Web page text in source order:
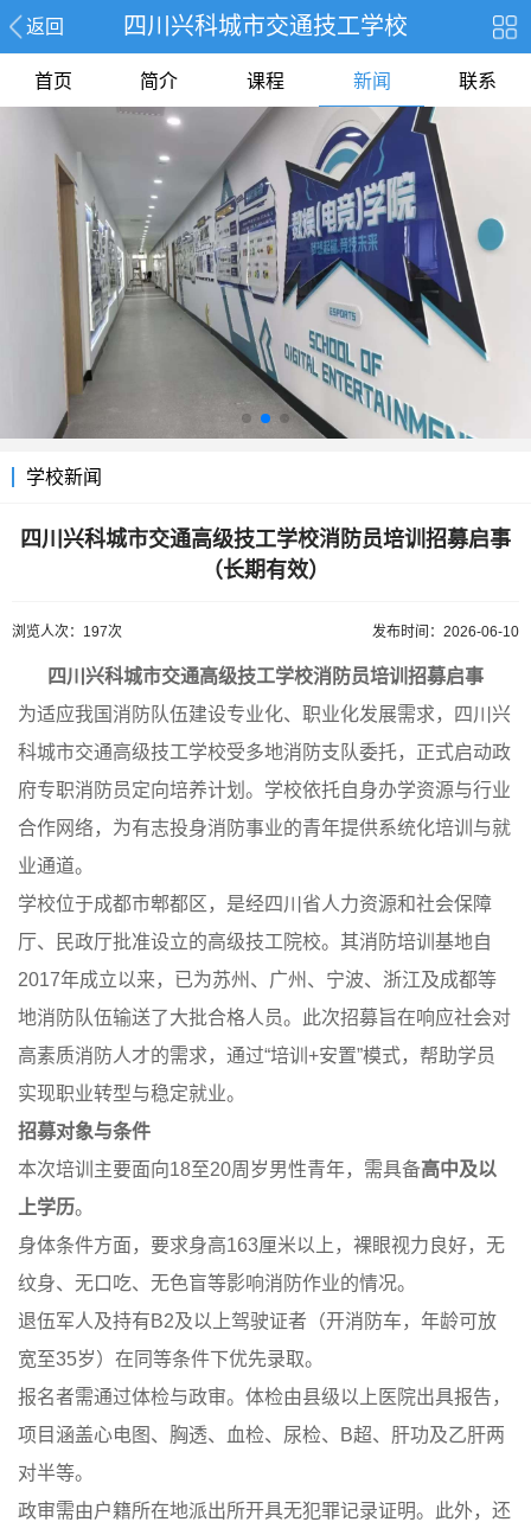
返回 四川兴科城市交通技工学校
首页 简介 课程 新闻 联系
学校新闻
四川兴科城市交通高级技工学校消防员培训招募启事
（长期有效）
浏览人次：197次 发布时间：2026-06-10
四川兴科城市交通高级技工学校消防员培训招募启事
为适应我国消防队伍建设专业化、职业化发展需求，四川兴
科城市交通高级技工学校受多地消防支队委托，正式启动政
府专职消防员定向培养计划。学校依托自身办学资源与行业
合作网络，为有志投身消防事业的青年提供系统化培训与就
业通道。
学校位于成都市郫都区，是经四川省人力资源和社会保障
厅、民政厅批准设立的高级技工院校。其消防培训基地自
2017年成立以来，已为苏州、广州、宁波、浙江及成都等
地消防队伍输送了大批合格人员。此次招募旨在响应社会对
高素质消防人才的需求，通过“培训+安置”模式，帮助学员
实现职业转型与稳定就业。
招募对象与条件
本次培训主要面向18至20周岁男性青年，需具备高中及以
上学历。
身体条件方面，要求身高163厘米以上，裸眼视力良好，无
纹身、无口吃、无色盲等影响消防作业的情况。
退伍军人及持有B2及以上驾驶证者（开消防车，年龄可放
宽至35岁）在同等条件下优先录取。
报名者需通过体检与政审。体检由县级以上医院出具报告，
项目涵盖心电图、胸透、血检、尿检、B超、肝功及乙肝两
对半等。
政审需由户籍所在地派出所开具无犯罪记录证明。此外，还